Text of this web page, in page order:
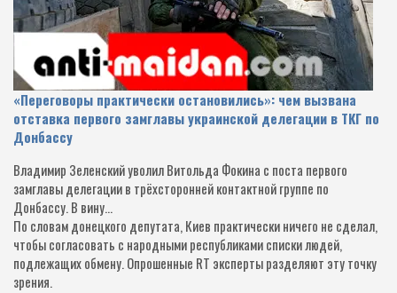
«Переговоры практически остановились»: чем вызвана
отставка первого замглавы украинской делегации в ТКГ по
Донбассу
Владимир Зеленский уволил Витольда Фокина с поста первого
замглавы делегации в трёхсторонней контактной группе по
Донбассу. В вину…
По словам донецкого депутата, Киев практически ничего не сделал,
чтобы согласовать с народными республиками списки людей,
подлежащих обмену. Опрошенные RT эксперты разделяют эту точку
зрения.